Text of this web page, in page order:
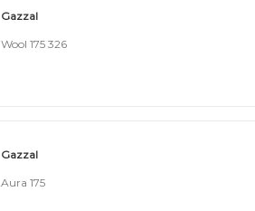
Gazzal
Wool 175 326
Gazzal
Aura 175